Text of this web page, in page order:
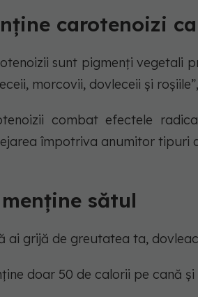
carotenoizi
sunt pigmenți vegetali
morcovii, dovleceii și
combat efectele
împotriva anumitor tipuri
menține sătul
ai grijă de greutatea ta,
doar 50 de calorii pe cană